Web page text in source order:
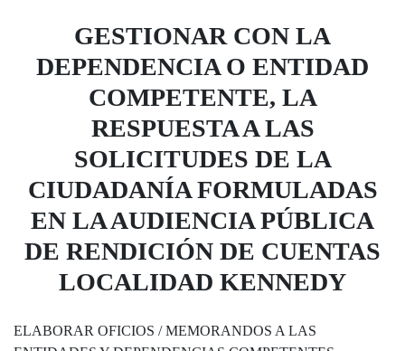
GESTIONAR CON LA
DEPENDENCIA O ENTIDAD
COMPETENTE, LA
RESPUESTA A LAS
SOLICITUDES DE LA
CIUDADANÍA FORMULADAS
EN LA AUDIENCIA PÚBLICA
DE RENDICIÓN DE CUENTAS
LOCALIDAD KENNEDY
ELABORAR OFICIOS / MEMORANDOS A LAS